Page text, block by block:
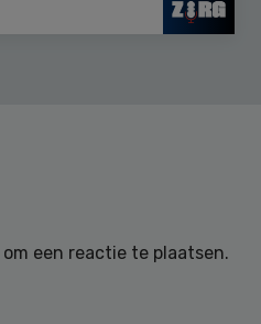
om een reactie te plaatsen.